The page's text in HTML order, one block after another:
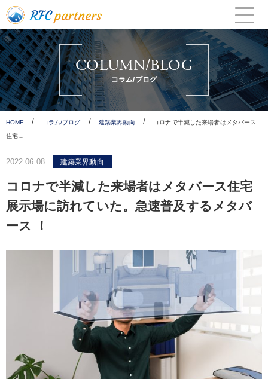
Skip
content
COLUMN/BLOG
コラム/ブログ
HOME / コラム/ブログ / 建築業界動向 / コロナで半減した来場者はメタバース
住宅…
2022.06.08 建築業界動向
コロナで半減した来場者はメタバース住宅
展示場に訪れていた。急速普及するメタバ
ース ！